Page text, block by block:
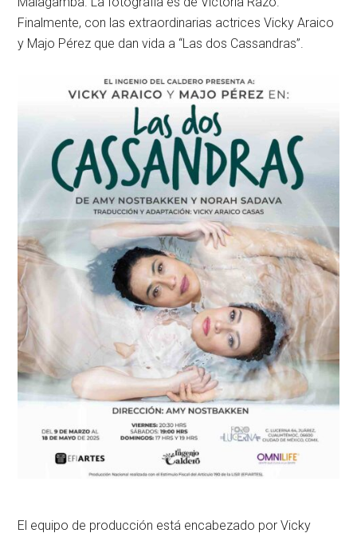
Finalmente, con las extraordinarias actrices Vicky Araico
y Majo Pérez que dan vida a “Las dos Cassandras”.
El equipo de producción está encabezado por Vicky